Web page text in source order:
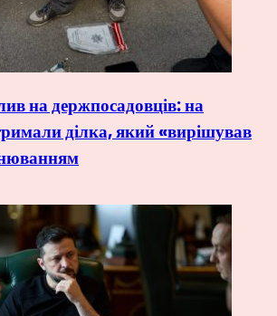
на держпосадовців: на
ділка, який «вирішував